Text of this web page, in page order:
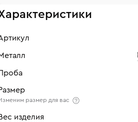
размер для вас
изделия